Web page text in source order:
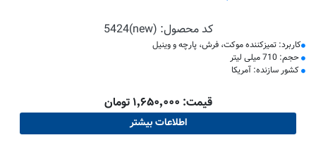
کد محصول: 5424(new)
کاربرد: تمیزکننده موکت، فرش، پارچه و وینیل
حجم: 710 میلی لیتر
کشور سازنده: آمریکا
قیمت: ۱٬۶۵۰٬۰۰۰ تومان
اطلاعات بیشتر